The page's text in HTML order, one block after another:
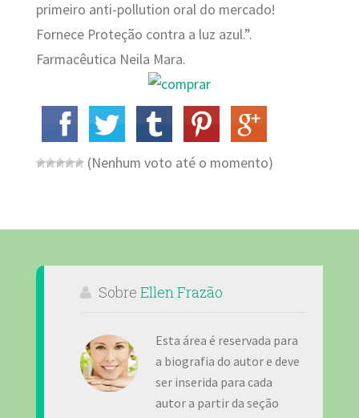
primeiro anti-pollution oral do mercado!
Fornece Proteção contra a luz azul.”.
Farmacêutica Neila Mara.
(Nenhum voto até o momento)
Sobre Ellen Frazão
Esta área é reservada para
a biografia do autor e deve
ser inserida para cada
autor a partir da seção